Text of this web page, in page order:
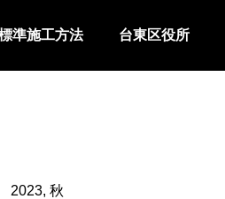
準施工方法 台東区役所
2023 秋